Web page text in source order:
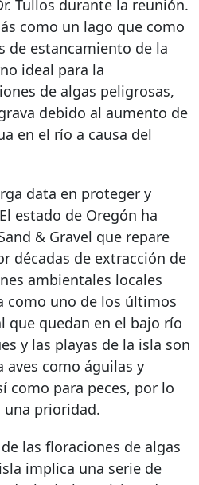
Tullos durante la reunión.
como un lago que como
de estancamiento de la
ideal para la
de algas peligrosas,
debido al aumento de
en el río a causa del
data en proteger y
estado de Oregón ha
& Gravel que repare
décadas de extracción de
ambientales locales
como uno de los últimos
que quedan en el bajo río
y las playas de la isla son
aves como águilas y
como para peces, por lo
una prioridad.
las floraciones de algas
implica una serie de